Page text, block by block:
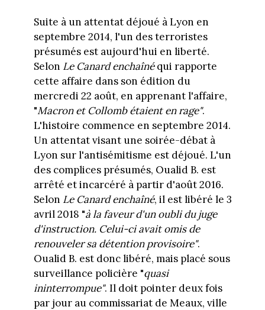
Suite à un attentat déjoué à Lyon en
septembre 2014, l'un des terroristes
présumés est aujourd'hui en liberté.
Selon Le Canard enchaînéqui rapporte
cette affaire dans son édition du
mercredi 22 août, en apprenant l'affaire,
"Macron et Collomb étaient en rage".
L'histoire commence en septembre 2014.
Un attentat visant une soirée-débat à
Lyon sur l'antisémitisme est déjoué. L'un
des complices présumés, Oualid B. est
arrêté et incarcéré à partir d'août 2016.
Selon Le Canard enchaîné, il est libéré le 3
avril 2018 "à la faveur d'un oubli du juge
d'instruction. Celui-ci avait omis de
renouveler sa détention provisoire".
Oualid B. est donc libéré, mais placé sous
surveillance policière "quasi
ininterrompue". Il doit pointer deux fois
par jour au commissariat de Meaux, ville